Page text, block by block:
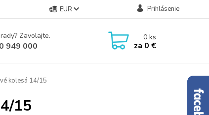
EUR Prihlásenie
Zavolajte.
949 000
0ks
za 0 €
kolesá 14/15
15